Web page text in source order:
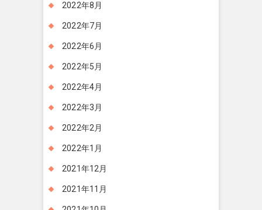
2022年8月
2022年7月
2022年6月
2022年5月
2022年4月
2022年3月
2022年2月
2022年1月
2021年12月
2021年11月